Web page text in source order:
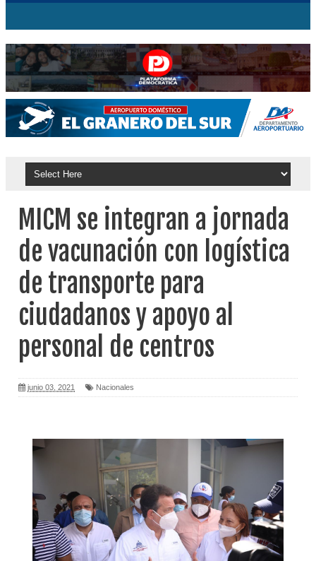
MICM se integran a jornada
de vacunación con logística
de transporte para
ciudadanos y apoyo al
personal de centros
junio 03, 2021 Nacionales